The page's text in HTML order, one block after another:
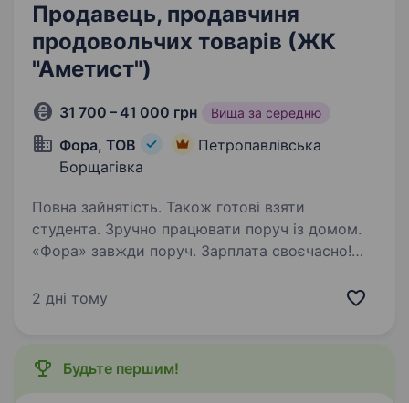
Продавець, продавчиня
продовольчих товарів (ЖК
"Аметист")
31 700 – 41 000 грн Вища за середню
Фора, ТОВ
Петропавлівська
Борщагівка
Повна зайнятість. Також готові взяти
студента. Зручно працювати поруч із домом.
«Фора» завжди поруч. Зарплата своєчасно!
підвищення. Запрошуємо привітних продавців
2 дні тому
Будьте першим!